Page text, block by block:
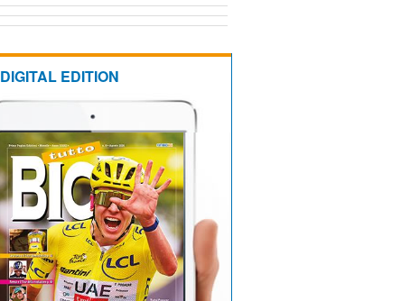
DIGITAL EDITION